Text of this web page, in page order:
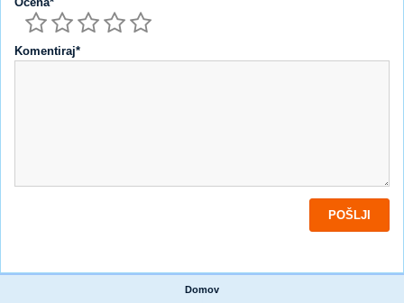
Komentiraj*
Domov